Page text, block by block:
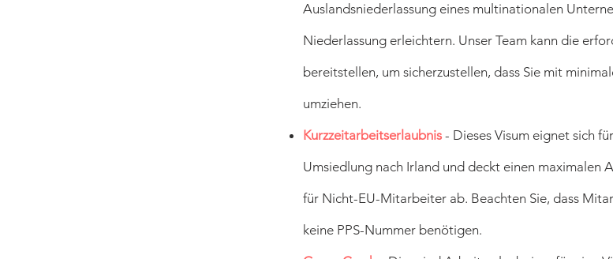
Auslandsniederlassung eines multinationalen
Niederlassung erleichtern. Unser Team kann die
bereitstellen, um sicherzustellen, dass Sie mit
umziehen.
Kurzzeitarbeitserlaubnis - Dieses Visum eignet sich
Umsiedlung nach Irland und deckt einen maximalen
für Nicht-EU-Mitarbeiter ab. Beachten Sie, dass
keine PPS-Nummer benötigen.